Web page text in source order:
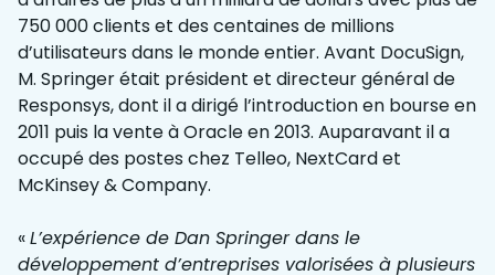
750 000 clients et des centaines de millions
d’utilisateurs dans le monde entier. Avant DocuSign,
M. Springer était président et directeur général de
Responsys, dont il a dirigé l’introduction en bourse en
2011 puis la vente à Oracle en 2013. Auparavant il a
occupé des postes chez Telleo, NextCard et
McKinsey & Company.
«L’expérience de Dan Springer dans le
développement d’entreprises valorisées à plusieurs